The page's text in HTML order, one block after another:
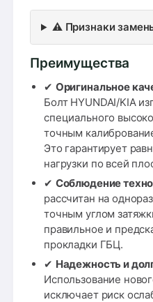
⚠️ Признаки
Преимущества
✔ Оригинальное
Болт HYUNDAI/KIA
специального
точным
Это гарантирует
нагрузки по всей
✔ Соблюдение
рассчитан на
точным углом
правильное и
прокладки ГБЦ.
✔ Надежность и
Использование
исключает риск